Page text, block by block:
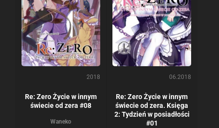
2018
Re: Zero Życie w innym
świecie od zera #08
Waneko
06.2018
Re: Zero Życie w innym
świecie od zera. Księga
2: Tydzień w posiadłości
#01